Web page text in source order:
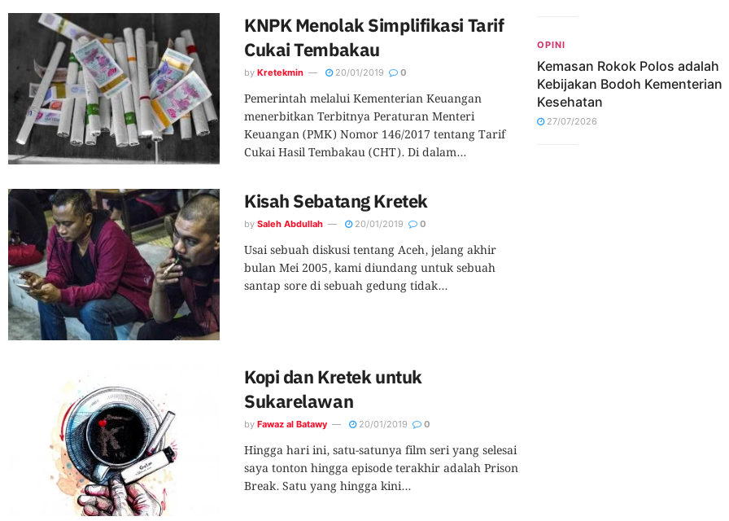
KNPK Menolak Simplifikasi Tarif
Cukai Tembakau
by Kretekmin 20/01/2019 0
Pemerintah melalui Kementerian Keuangan
menerbitkan Terbitnya Peraturan Menteri
Keuangan (PMK) Nomor 146/2017 tentang Tarif
Cukai Hasil Tembakau (CHT). Di dalam...
Kisah Sebatang Kretek
by Saleh Abdullah 20/01/2019 0
Usai sebuah diskusi tentang Aceh, jelang akhir
bulan Mei 2005, kami diundang untuk sebuah
santap sore di sebuah gedung tidak...
Kopi dan Kretek untuk
Sukarelawan
by Fawaz al Batawy 20/01/2019 0
Hingga hari ini, satu-satunya film seri yang selesai
saya tonton hingga episode terakhir adalah Prison
Break. Satu yang hingga kini...
OPINI
Kemasan Rokok Polos adalah
Kebijakan Bodoh Kementerian
Kesehatan
27/07/2026